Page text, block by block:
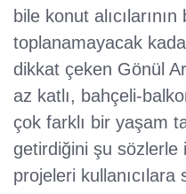
bile konut
toplanamayacak
dikkat çeken Gönül
az katlı, bahçeli-
çok farklı bir yaşam
getirdiğini şu sözlerle
projeleri